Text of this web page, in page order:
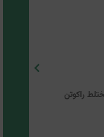
راکوتن